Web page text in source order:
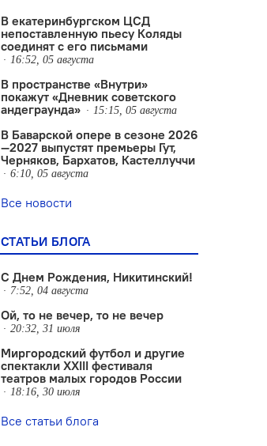
В екатеринбургском ЦСД
непоставленную пьесу Коляды
соединят с его письмами
16:52, 05 августа
В пространстве «Внутри»
покажут «Дневник советского
андеграунда»
15:15, 05 августа
В Баварской опере в сезоне 2026
—2027 выпустят премьеры Гут,
Черняков, Бархатов, Кастеллуччи
6:10, 05 августа
Все новости
СТАТЬИ БЛОГА
С Днем Рождения, Никитинский!
7:52, 04 августа
Ой, то не вечер, то не вечер
20:32, 31 июля
Миргородский футбол и другие
спектакли XXIII фестиваля
театров малых городов России
18:16, 30 июля
Все статьи блога